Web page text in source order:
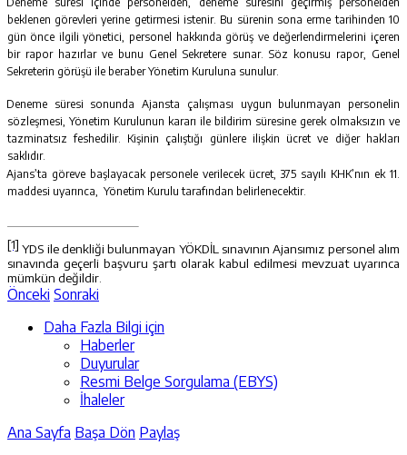
beklenen görevleri yerine getirmesi istenir. Bu sürenin sona erme tarihinden 10
gün önce ilgili yönetici, personel hakkında görüş ve değerlendirmelerini içeren
bir rapor hazırlar ve bunu Genel Sekretere sunar. Söz konusu rapor, Genel
Sekreterin görüşü ile beraber Yönetim Kuruluna sunulur.
Deneme süresi sonunda Ajansta çalışması uygun bulunmayan personelin
sözleşmesi, Yönetim Kurulunun kararı ile bildirim süresine gerek olmaksızın ve
tazminatsız feshedilir. Kişinin çalıştığı günlere ilişkin ücret ve diğer hakları
saklıdır.
Ajans’ta göreve başlayacak personele verilecek ücret, 375 sayılı KHK’nın ek 11.
maddesi uyarınca, Yönetim Kurulu tarafından belirlenecektir.
[1] YDS ile denkliği bulunmayan YÖKDİL sınavının Ajansımız personel alım
sınavında geçerli başvuru şartı olarak kabul edilmesi mevzuat uyarınca
mümkün değildir.
Önceki Sonraki
Daha Fazla Bilgi için
Haberler
Duyurular
Resmi Belge Sorgulama (EBYS)
İhaleler
Ana Sayfa Başa Dön Paylaş